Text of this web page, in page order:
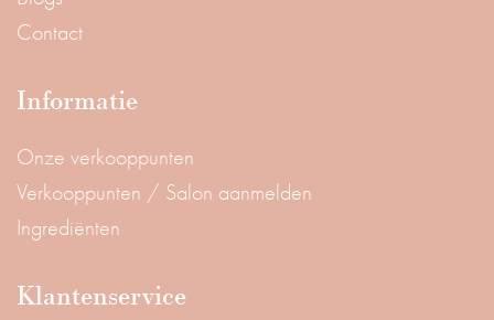
Contact
Informatie
Onze verkooppunten
Verkooppunten / Salon aanmelden
Ingrediënten
Klantenservice